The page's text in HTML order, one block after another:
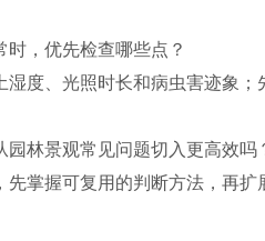
时，优先检查哪些点？
度、光照时长和病虫害迹象
园林景观常见问题切入更高效吗
先掌握可复用的判断方法，再